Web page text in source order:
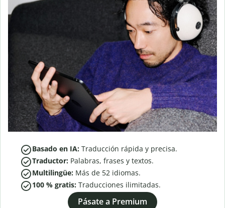
Basado en IA: Traducción rápida y precisa.
Traductor: Palabras, frases y textos.
Multilingüe: Más de 52 idiomas.
100 % gratis: Traducciones ilimitadas.
Pásate a Premium